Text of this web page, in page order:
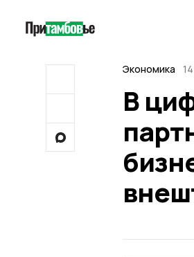
Экономика
В